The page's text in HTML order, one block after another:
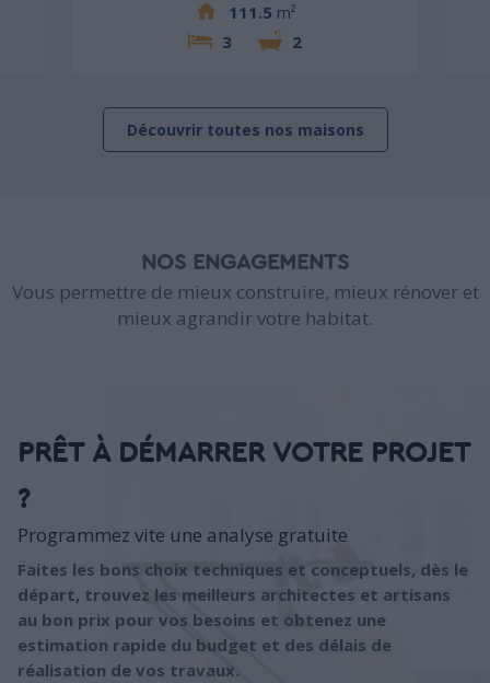
111.5 m²
3
2
Découvrir toutes nos maisons
NOS ENGAGEMENTS
Vous permettre de mieux construire, mieux rénover et
mieux agrandir votre habitat.
PRÊT À DÉMARRER VOTRE PROJET
?
Programmez vite une analyse gratuite
Faites les bons choix techniques et conceptuels, dès le
départ, trouvez les meilleurs architectes et artisans
au bon prix pour vos besoins et obtenez une
estimation rapide du budget et des délais de
réalisation de vos travaux.